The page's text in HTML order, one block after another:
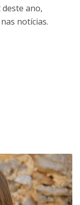
ano,
notícias.